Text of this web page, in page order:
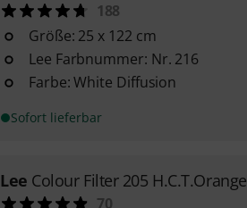
188
Größe: 25 x 122 cm
Lee Farbnummer: Nr. 216
Farbe: White Diffusion
Sofort lieferbar
Lee Colour Filter 205 H.C.T.Orange
70